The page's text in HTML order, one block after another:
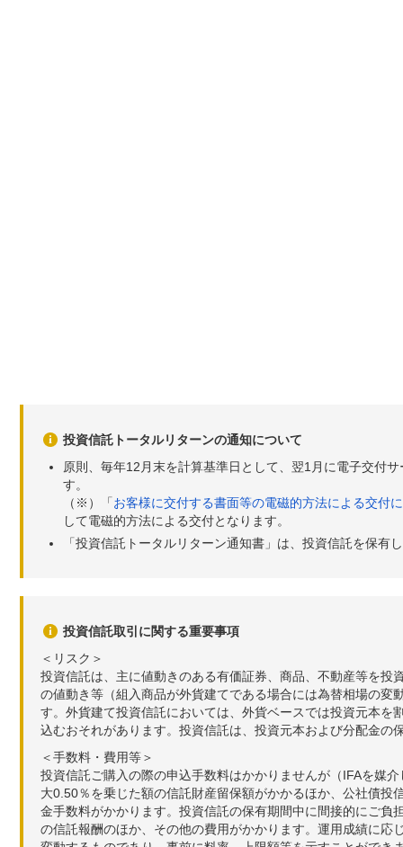
投資信託トータルリターンの通知について
原則、毎年12月末を計算基準日として、翌1月に電子交付
す。
（※）「お客様に交付する書面等の電磁的方法による交付
して電磁的方法による交付となります。
「投資信託トータルリターン通知書」は、投資信託を保有
投資信託取引に関する重要事項
＜リスク＞
投資信託は、主に値動きのある有価証券、商品、不動産等を
の値動き等（組入商品が外貨建てである場合には為替相場の
す。外貨建て投資信託においては、外貨ベースでは投資元本
込むおそれがあります。投資信託は、投資元本および分配金の
＜手数料・費用等＞
投資信託ご購入の際の申込手数料はかかりませんが（IFAを媒
大0.50％を乗じた額の信託財産留保額がかかるほか、公社債
金手数料がかかります。投資信託の保有期間中に間接的にご
の信託報酬のほか、その他の費用がかかります。運用成績に